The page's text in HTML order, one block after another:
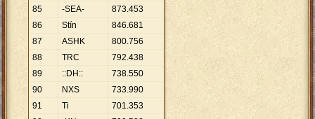
85
-SEA- 873.453
86
Stín 846.681
87
ASHK 800.756
88
TRC 792.438
89
::DH:: 738.550
90
NXS 733.990
91
Ti 701.353